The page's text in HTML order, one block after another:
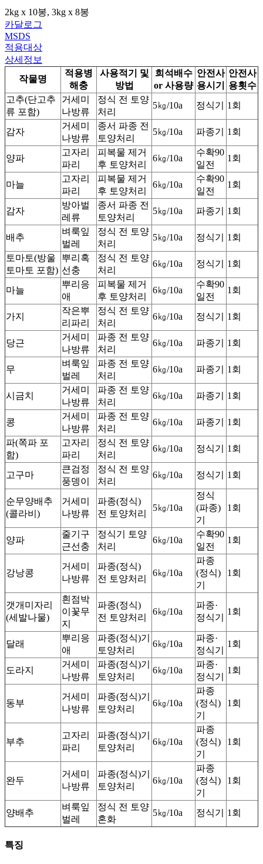
2kg x 10봉, 3kg x 8봉
카달로그
MSDS
적용대상
상세정보
작물명
적용병
해충
사용적기 및
방법
희석배수
or 사용량
안전사
용시기
안전사
용횟수
고추(단고추
류 포함)
거세미
나방류
정식 전 토양
처리
5㎏/10a 정식기 1회
감자
거세미
나방류
종서 파종 전
토양처리
5㎏/10a 파종기 1회
양파
고자리
파리
피복물 제거
후 토양처리
6㎏/10a
수확90
일전
1회
마늘
고자리
파리
피복물 제거
후 토양처리
6㎏/10a
수확90
일전
1회
감자
방아벌
레류
종서 파종 전
토양처리
5㎏/10a 파종기 1회
배추
벼룩잎
벌레
정식 전 토양
처리
5㎏/10a 정식기 1회
토마토(방울
토마토 포함)
뿌리혹
선충
정식 전 토양
처리
6㎏/10a 정식기 1회
마늘
뿌리응
애
피복물 제거
후 토양처리
6㎏/10a
수확90
일전
1회
가지
작은뿌
리파리
정식 전 토양
처리
6㎏/10a 정식기 1회
당근
거세미
나방류
파종 전 토양
처리
6㎏/10a 파종기 1회
무
벼룩잎
벌레
파종 전 토양
처리
6㎏/10a 파종기 1회
시금치
거세미
나방류
파종 전 토양
처리
6㎏/10a 파종기 1회
콩
거세미
나방류
파종 전 토양
처리
6㎏/10a 파종기 1회
파(쪽파 포
함)
고자리
파리
정식 전 토양
처리
6㎏/10a 정식기 1회
고구마
큰검정
풍뎅이
정식 전 토양
처리
6㎏/10a 정식기 1회
순무양배추
(콜라비)
거세미
나방류
파종(정식)
전 토양처리
5㎏/10a
정식
(파종)
기
1회
양파
줄기구
근선충
정식기 토양
처리
6㎏/10a
수확90
일전
1회
강낭콩
거세미
나방류
파종(정식)
전 토양처리
6㎏/10a
파종
(정식)
기
1회
갯개미자리
(세발나물)
흰점박
이꽃무
지
파종(정식)
전 토양처리
6㎏/10a
파종·
정식기
1회
달래
뿌리응
애
파종(정식)기
토양처리
6㎏/10a
파종·
정식기
1회
도라지
거세미
나방류
파종(정식)기
토양처리
6㎏/10a
파종·
정식기
1회
동부
거세미
나방류
파종(정식)기
토양처리
6㎏/10a
파종
(정식)
기
1회
부추
고자리
파리
파종(정식)기
토양처리
6㎏/10a
파종
(정식)
기
1회
완두
거세미
나방류
파종(정식)기
토양처리
6㎏/10a
파종
(정식)
기
1회
양배추
벼룩잎
벌레
정식 전 토양
혼화
5㎏/10a 정식기 1회
특징